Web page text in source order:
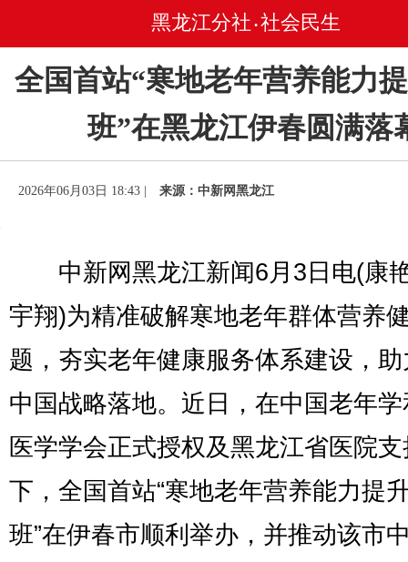
黑龙江分社 • 社会民生
全国首站“寒地老年营养能力
班”在黑龙江伊春圆满落
2026年06月03日 18:43 | 来源：中新网黑龙江
中新网黑龙江新闻6月3日电(康
宇翔)为精准破解寒地老年群体营养
题，夯实老年健康服务体系建设，
中国战略落地。近日，在中国老年
医学学会正式授权及黑龙江省医院
下，全国首站“寒地老年营养能力提
班”在伊春市顺利举办，并推动该市